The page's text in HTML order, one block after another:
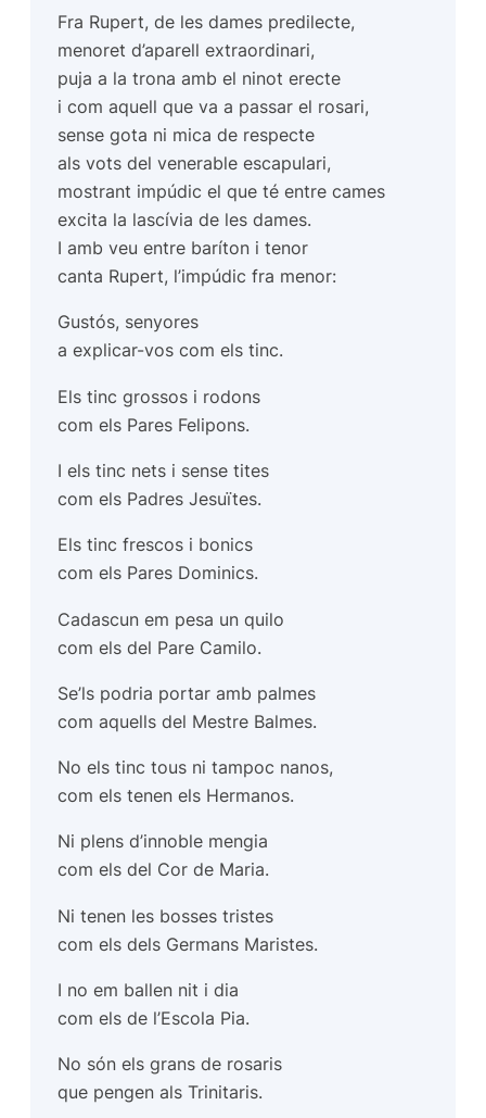
Fra Rupert, de les dames predilecte,
menoret d’aparell extraordinari,
puja a la trona amb el ninot erecte
i com aquell que va a passar el rosari,
sense gota ni mica de respecte
als vots del venerable escapulari,
mostrant impúdic el que té entre cames
excita la lascívia de les dames.
I amb veu entre baríton i tenor
canta Rupert, l’impúdic fra menor:
Gustós, senyores
a explicar-vos com els tinc.
Els tinc grossos i rodons
com els Pares Felipons.
I els tinc nets i sense tites
com els Padres Jesuïtes.
Els tinc frescos i bonics
com els Pares Dominics.
Cadascun em pesa un quilo
com els del Pare Camilo.
Se’ls podria portar amb palmes
com aquells del Mestre Balmes.
No els tinc tous ni tampoc nanos,
com els tenen els Hermanos.
Ni plens d’innoble mengia
com els del Cor de Maria.
Ni tenen les bosses tristes
com els dels Germans Maristes.
I no em ballen nit i dia
com els de l’Escola Pia.
No són els grans de rosaris
que pengen als Trinitaris.